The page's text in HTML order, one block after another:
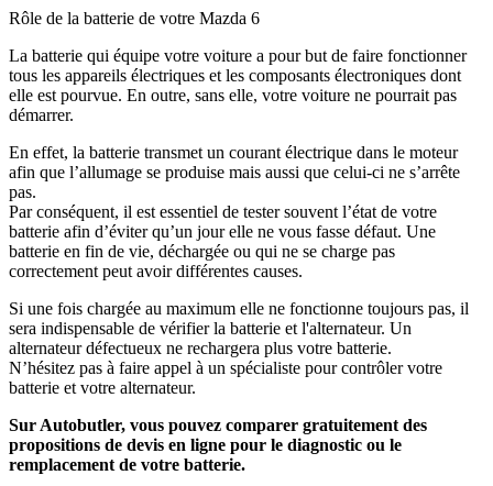
Rôle de la batterie de votre Mazda 6
La batterie qui équipe votre voiture a pour but de faire fonctionner
tous les appareils électriques et les composants électroniques dont
elle est pourvue. En outre, sans elle, votre voiture ne pourrait pas
démarrer.
En effet, la batterie transmet un courant électrique dans le moteur
afin que l’allumage se produise mais aussi que celui-ci ne s’arrête
pas.
Par conséquent, il est essentiel de tester souvent l’état de votre
batterie afin d’éviter qu’un jour elle ne vous fasse défaut. Une
batterie en fin de vie, déchargée ou qui ne se charge pas
correctement peut avoir différentes causes.
Si une fois chargée au maximum elle ne fonctionne toujours pas, il
sera indispensable de vérifier la batterie et l'alternateur. Un
alternateur défectueux ne rechargera plus votre batterie.
N’hésitez pas à faire appel à un spécialiste pour contrôler votre
batterie et votre alternateur.
Sur Autobutler, vous pouvez comparer gratuitement des
propositions de devis en ligne pour le diagnostic ou le
remplacement de votre batterie.